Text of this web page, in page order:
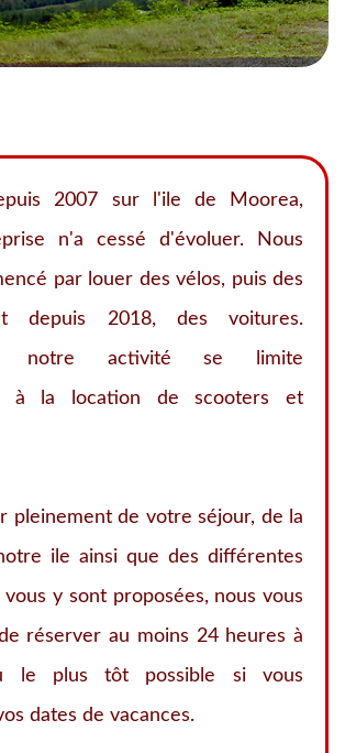
2007 sur l'ile de Moorea,
n'a cessé d'évoluer. Nous
par louer des vélos, puis des
depuis 2018, des voitures.
notre activité se limite
à la location de scooters et
pleinement de votre séjour, de la
ile ainsi que des différentes
y sont proposées, nous vous
réserver au moins 24 heures à
le plus tôt possible si vous
dates de vacances.